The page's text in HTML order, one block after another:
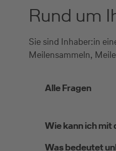
Rund um
Sie sind Inhaber:in
Meilensammeln,
Alle Fragen
Wie kann ich mit
Was bedeutet